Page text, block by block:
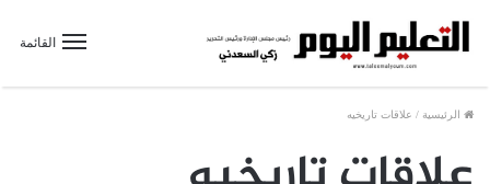
القائمة
الرئيسية / علاقات تاريخيه